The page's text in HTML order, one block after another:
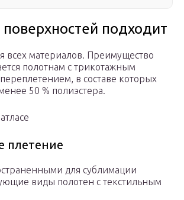
подходит
всех материалов. Преимущество
полотнам с трикотажным
в составе которых
50 % полиэстера.
плетение
для сублимации
виды полотен с текстильным